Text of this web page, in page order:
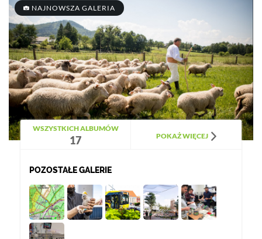
NAJNOWSZA GALERIA
WSZYSTKICH ALBUMÓW
17 POKAŻ WIĘCEJ
POZOSTAŁE GALERIE